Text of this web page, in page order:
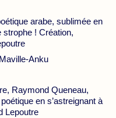
arabe, sublimée en
! Création,
Anku
Raymond Queneau,
en s’astreignant à
Lepoutre